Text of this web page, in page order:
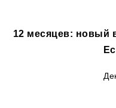
12 месяцев: новый